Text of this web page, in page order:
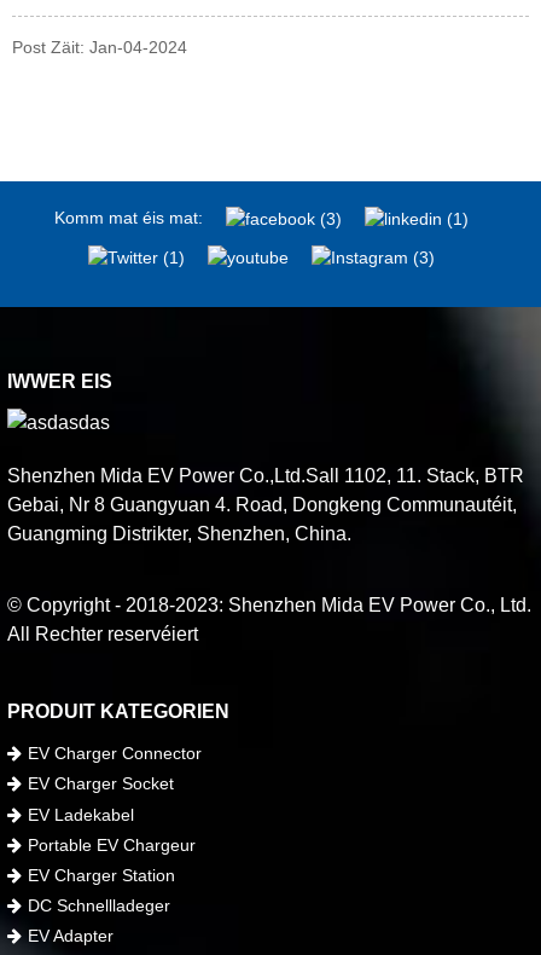
Post Zäit: Jan-04-2024
Komm mat éis mat:
IWWER EIS
Shenzhen Mida EV Power Co.,Ltd.Sall 1102, 11. Stack, BTR
Gebai, Nr 8 Guangyuan 4. Road, Dongkeng Communautéit,
Guangming Distrikter, Shenzhen, China.
© Copyright - 2018-2023: Shenzhen Mida EV Power Co., Ltd.
All Rechter reservéiert
PRODUIT KATEGORIEN
EV Charger Connector
EV Charger Socket
EV Ladekabel
Portable EV Chargeur
EV Charger Station
DC Schnellladeger
EV Adapter